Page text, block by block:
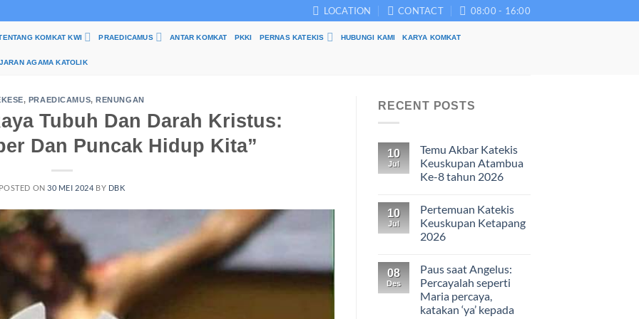
LOCATION CONTACT 08:00 - 16:00
KOMKAT KWI PRAEDICAMUS ANTAR KOMKAT PKKI PERNAS KATEKIS HUBUNGI KAMI KARYA KOMKAT
AGAMA KATOLIK
, PRAEDICAMUS,RENUNGAN
Tubuh Dan Darah Kristus:
Dan Puncak Hidup Kita”
POSTED ON 30 MEI 2024 BY DBK
RECENT POSTS
10
Jul
Temu Akbar Katekis
Keuskupan Atambua
Ke-8 tahun 2026
10
Jul
Pertemuan Katekis
Keuskupan Ketapang
2026
08
Des
Paus saat Angelus:
Percayalah seperti
Maria percaya,
katakan ‘ya’ kepada